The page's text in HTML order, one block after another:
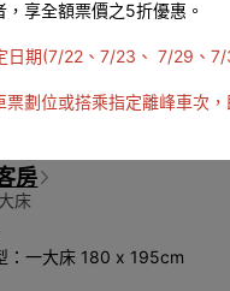
間：2026/01/01~2026/02/
折起優惠，雙人左營-台北
房
床
：一大床 180 x 195cm
享全額票價之5折優惠。
日期(7/22、7/23、 7/29、
劃位或搭乘指定離峰車次